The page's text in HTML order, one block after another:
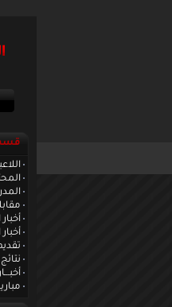
قسم